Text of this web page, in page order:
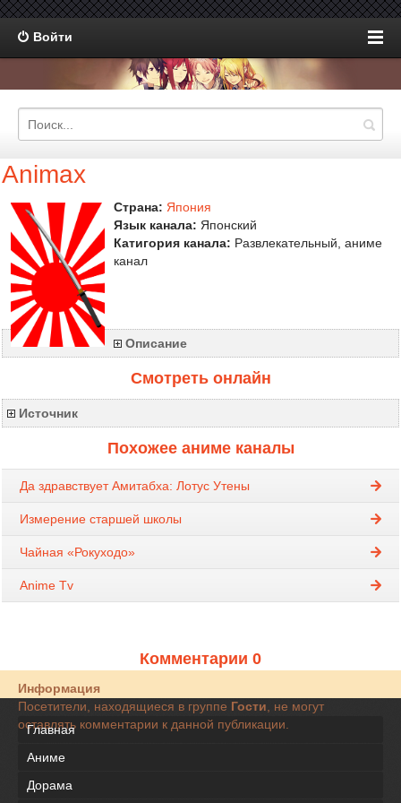
Войти
Animax
Страна: Япония
Язык канала: Японский
Катигория канала: Развлекательный, аниме
канал
Описание
Смотреть онлайн
Источник
Похожее аниме каналы
Да здравствует Амитабха: Лотус Утены
Измерение старшей школы
Чайная «Рокуходо»
Anime Tv
Комментарии 0
Информация
Посетители, находящиеся в группе Гости , не могут
оставлять комментарии к данной публикации.
Главная
Аниме
Дорама